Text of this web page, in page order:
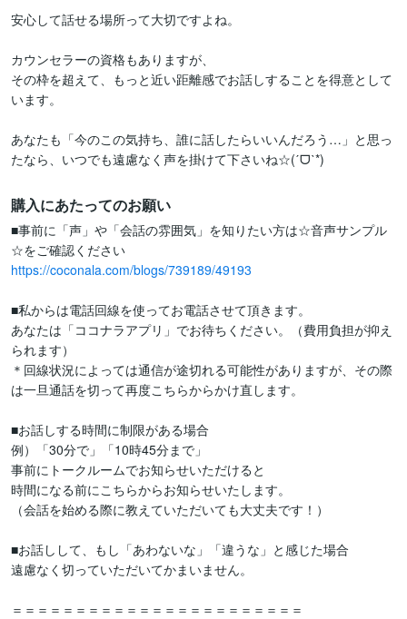
安心して話せる場所って大切ですよね。
カウンセラーの資格もありますが、
その枠を超えて、もっと近い距離感でお話しすることを得意として
います。
あなたも「今のこの気持ち、誰に話したらいいんだろう…」と思っ
たなら、いつでも遠慮なく声を掛けて下さいね☆(ˊᗜˋ*)
購入にあたってのお願い
■事前に「声」や「会話の雰囲気」を知りたい方は☆音声サンプル
https://coconala.com/blogs/739189/49193
■私からは電話回線を使ってお電話させて頂きます。
あなたは「ココナラアプリ」でお待ちください。（費用負担が抑え
られます）
＊回線状況によっては通信が途切れる可能性がありますが、その際
は一旦通話を切って再度こちらからかけ直します。
■お話しする時間に制限がある場合
例）「30分で」「10時45分まで」
事前にトークルームでお知らせいただけると
時間になる前にこちらからお知らせいたします。
（会話を始める際に教えていただいても大丈夫です！）
■お話しして、もし「あわないな」「違うな」と感じた場合
遠慮なく切っていただいてかまいません。
＝＝＝＝＝＝＝＝＝＝＝＝＝＝＝＝＝＝＝＝＝＝＝